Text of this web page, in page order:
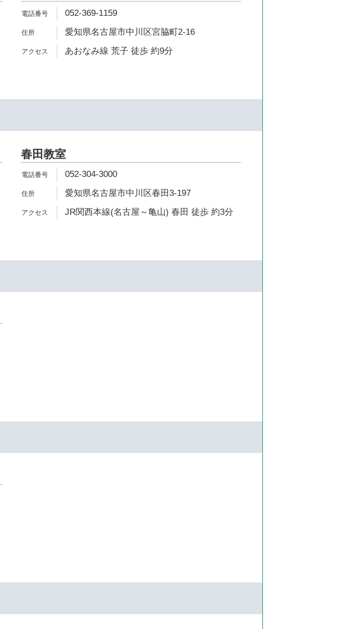
052-369-1159
愛知県名古屋市中川区宮脇町2-16
あおなみ線 荒子 徒歩 約9分
春田教室
052-304-3000
愛知県名古屋市中川区春田3-197
JR関西本線(名古屋～亀山) 春田 徒歩 約3分